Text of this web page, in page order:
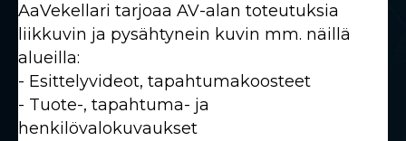
AaVekellari tarjoaa AV-alan toteutuksia
liikkuvin ja pysähtynein kuvin mm. näillä
alueilla:
- Esittelyvideot, tapahtumakoosteet
- Tuote-, tapahtuma- ja
henkilövalokuvaukset